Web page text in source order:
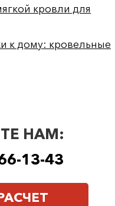
кровли для
к дому: кровельные
НАМ:
13-43